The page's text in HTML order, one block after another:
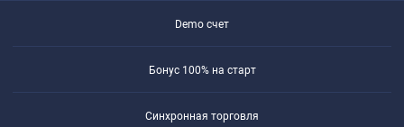
Demo счет
Бонус 100% на старт
Синхронная торговля